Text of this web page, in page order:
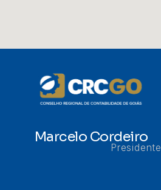
Marcelo Cordeiro
Presidente